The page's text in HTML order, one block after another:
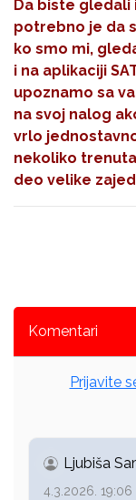
Da biste
potrebno je da
ko smo mi,
i na aplikaciji
upoznamo sa
na svoj nalog
vrlo
nekoliko
deo velike
Komentari
Prijavite
Ljubiša
4.3.2026. 19:06